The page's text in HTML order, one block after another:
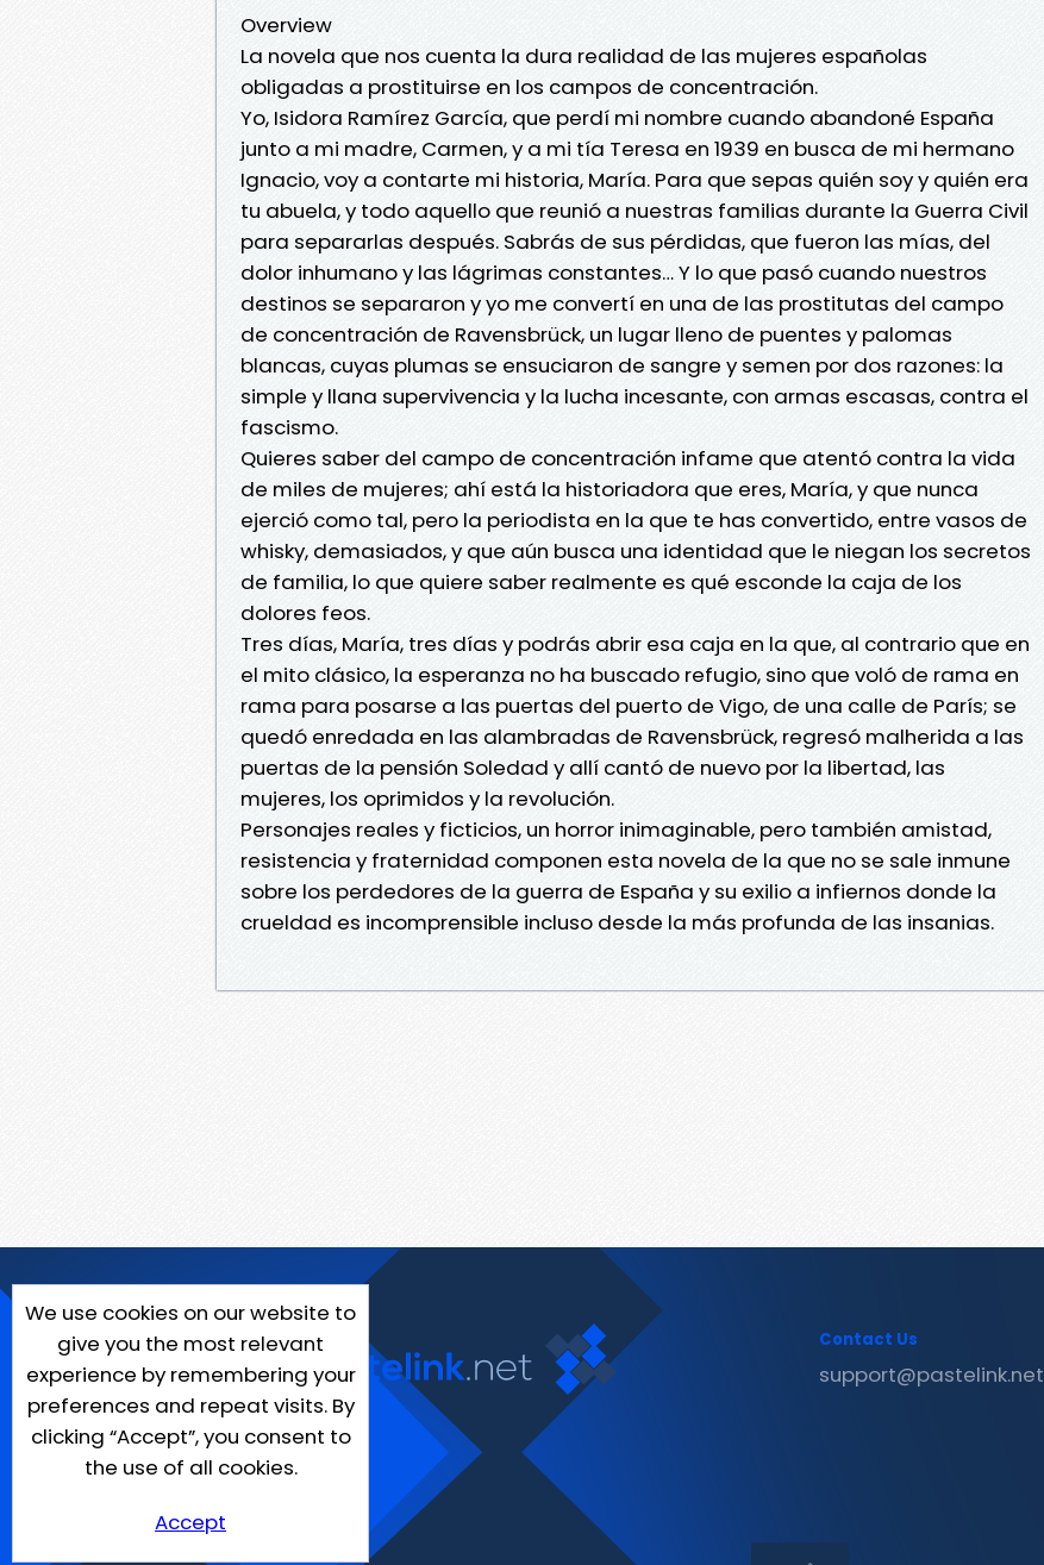
Overview
La novela que nos cuenta la dura realidad de las mujeres españolas
obligadas a prostituirse en los campos de concentración.
Yo, Isidora Ramírez García, que perdí mi nombre cuando abandoné España
junto a mi madre, Carmen, y a mi tía Teresa en 1939 en busca de mi hermano
Ignacio, voy a contarte mi historia, María. Para que sepas quién soy y quién era
tu abuela, y todo aquello que reunió a nuestras familias durante la Guerra Civil
para separarlas después. Sabrás de sus pérdidas, que fueron las mías, del
dolor inhumano y las lágrimas constantes… Y lo que pasó cuando nuestros
destinos se separaron y yo me convertí en una de las prostitutas del campo
de concentración de Ravensbrück, un lugar lleno de puentes y palomas
blancas, cuyas plumas se ensuciaron de sangre y semen por dos razones: la
simple y llana supervivencia y la lucha incesante, con armas escasas, contra el
fascismo.
Quieres saber del campo de concentración infame que atentó contra la vida
de miles de mujeres; ahí está la historiadora que eres, María, y que nunca
ejerció como tal, pero la periodista en la que te has convertido, entre vasos de
whisky, demasiados, y que aún busca una identidad que le niegan los secretos
de familia, lo que quiere saber realmente es qué esconde la caja de los
dolores feos.
Tres días, María, tres días y podrás abrir esa caja en la que, al contrario que en
el mito clásico, la esperanza no ha buscado refugio, sino que voló de rama en
rama para posarse a las puertas del puerto de Vigo, de una calle de París; se
quedó enredada en las alambradas de Ravensbrück, regresó malherida a las
puertas de la pensión Soledad y allí cantó de nuevo por la libertad, las
mujeres, los oprimidos y la revolución.
Personajes reales y ficticios, un horror inimaginable, pero también amistad,
resistencia y fraternidad componen esta novela de la que no se sale inmune
sobre los perdedores de la guerra de España y su exilio a infiernos donde la
crueldad es incomprensible incluso desde la más profunda de las insanias.
We use cookies on our website to
give you the most relevant
experience by remembering your
preferences and repeat visits. By
clicking “Accept”, you consent to
the use of all cookies.
Accept
Contact Us
support@pastelink.net